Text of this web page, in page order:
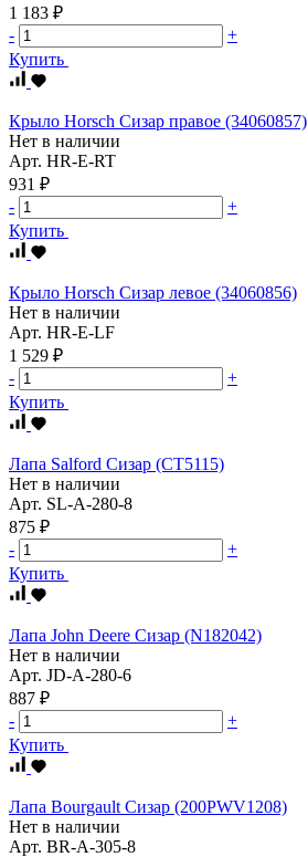
1 183 ₽
-
+
Купить
Крыло Horsch Сизар правое (34060857)
Нет в наличии
Арт. HR-E-RT
931 ₽
-
+
Купить
Крыло Horsch Сизар левое (34060856)
Нет в наличии
Арт. HR-E-LF
1 529 ₽
-
+
Купить
Лапа Salford Сизар (СТ5115)
Нет в наличии
Арт. SL-A-280-8
875 ₽
-
+
Купить
Лапа John Deere Сизар (N182042)
Нет в наличии
Арт. JD-A-280-6
887 ₽
-
+
Купить
Лапа Bourgault Сизар (200PWV1208)
Нет в наличии
Арт. BR-A-305-8